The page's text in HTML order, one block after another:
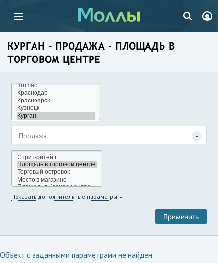
КУРГАН – ПРОДАЖА – ПЛОЩАДЬ В
ТОРГОВОМ ЦЕНТРЕ
Продажа
Показать дополнительные параметры
Объект с заданными параметрами не найден